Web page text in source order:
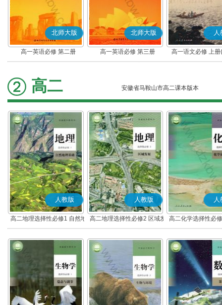
北师大版
高一英语必修 第二册
北师大版
高一英语必修 第三册
人
高一语文必修 上
高二 安徽省马鞍山市高二课本版本
人教版
高二地理选择性必修1 自然地
理基础
人教版
高二地理选择性必修2 区域发
展
人
高二化学选择性必
应原理